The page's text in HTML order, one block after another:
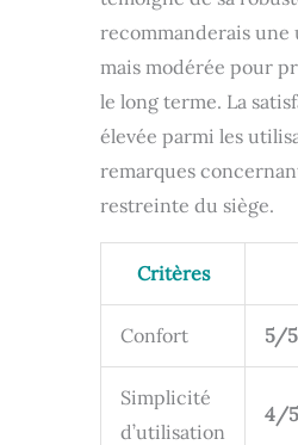
recommanderais
mais modérée pour
le long terme. La
élevée parmi les
remarques
restreinte du siège.
Critères
Confort 5/
Simplicité
d’utilisation
4/